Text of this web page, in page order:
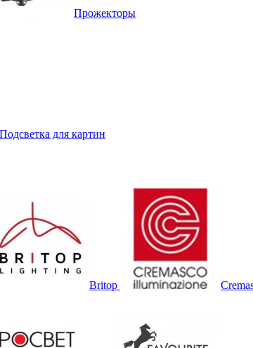
Прожекторы
Подсветка для картин
Britop